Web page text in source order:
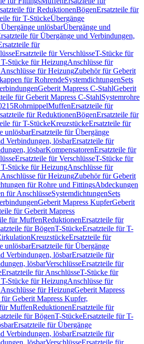
für ReduktionenBögenErsatzteile für
für T-StückeÜbergänge
unlösbarÜbergänge und
für Übergänge und Verbindungen,
für
Ersatzteile für VerschlüsseT-Stücke für
Stücke für HeizungAnschlüsse für
für HeizungZubehör für Geberit
für RohrendeSystemdichtungenSets
Geberit Mapress C-StahlGeberit
für Geberit Mapress C-StahlSystemrohre
RohrnippelMuffenErsatzteile für
für ReduktionenBögenErsatzteile für
für T-StückeKreuzstückeErsatzteile für
unlösbarErsatzteile für Übergänge
Verbindungen, lösbarErsatzteile für
lösbarKompensatorenErsatzteile für
Ersatzteile für VerschlüsseT-Stücke für
Stücke für HeizungAnschlüsse für
für HeizungZubehör für Geberit
für Rohre und FittingsAbdeckungen
für AnschlüsseSystemdichtungenSets
Geberit Mapress KupferGeberit
für Geberit Mapress
für MuffenReduktionenErsatzteile für
für BögenT-StückeErsatzteile für T-
KreuzstückeErsatzteile für
unlösbarErsatzteile für Übergänge
Verbindungen, lösbarErsatzteile für
lösbarVerschlüsseErsatzteile für
Ersatzteile für AnschlüsseT-Stücke für
Stücke für HeizungAnschlüsse für
für HeizungGeberit Mapress
für Geberit Mapress Kupfer,
MuffenReduktionenErsatzteile für
für BögenT-StückeErsatzteile für T-
Ersatzteile für Übergänge
Verbindungen, lösbarErsatzteile für
lösbarVerschlüsseErsatzteile für